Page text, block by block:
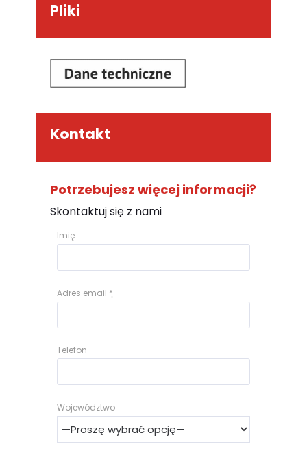
Pliki
Kontakt
Potrzebujesz więcej informacji?
Skontaktuj się z nami
Imię
Adres email *
Telefon
Województwo